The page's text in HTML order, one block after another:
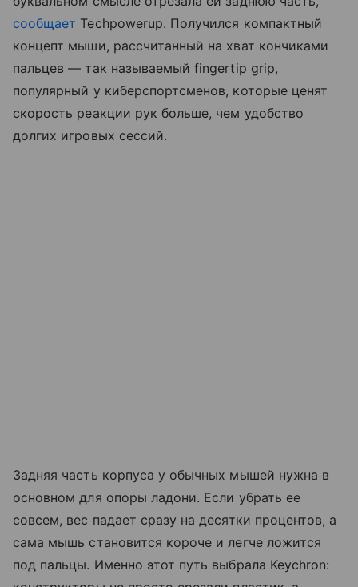
сообщает Techpowerup. Получился компактный
концепт мыши, рассчитанный на хват кончиками
пальцев — так называемый fingertip grip,
популярный у киберспортсменов, которые ценят
скорость реакции рук больше, чем удобство
долгих игровых сессий.
Задняя часть корпуса у обычных мышей нужна в
основном для опоры ладони. Если убрать ее
совсем, вес падает сразу на десятки процентов, а
сама мышь становится короче и легче ложится
под пальцы. Именно этот путь выбрала Keychron: